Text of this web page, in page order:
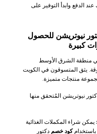
الدفع وابدأ التوفير على
نيوتريشن للحصول
كبيرة
منطقة الشرق الأوسط
يثق المتسوقون في الكويت
منتجات متميزة.
نيوتريشن المُتحقق منها
يمكن شراء المكملات الغذائية
باستخدامكود خصم دكتور